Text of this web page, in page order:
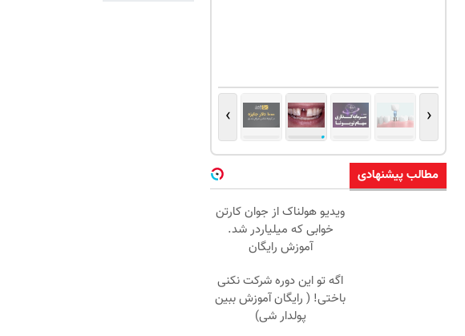
‹
›
مطالب پیشنهادی
ویدیو هولناک از جوان کارتن
خوابی که میلیاردر شد.
آموزش رایگان
اگه تو این دوره شرکت نکنی
باختی! ( رایگان آموزش ببین
پولدار شی)